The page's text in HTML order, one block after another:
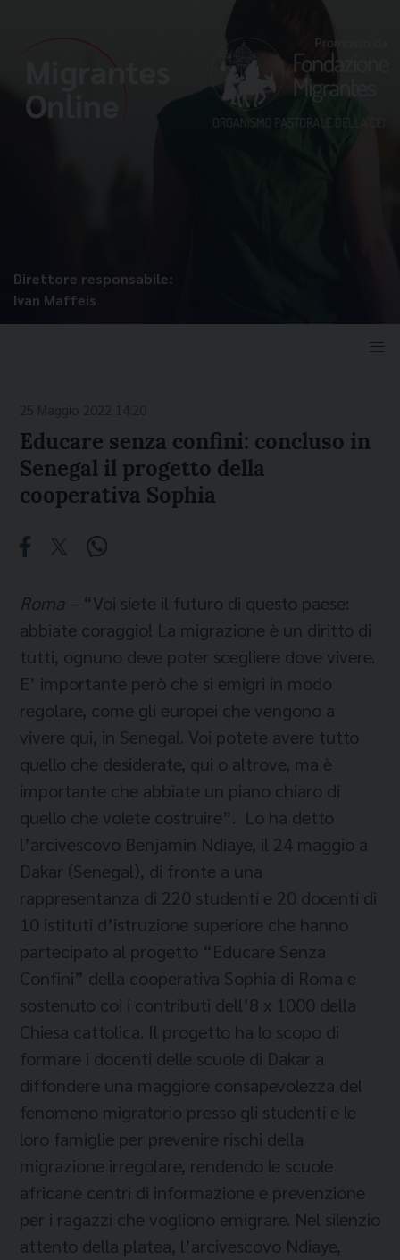
Direttore responsabile:
Ivan Maffeis
Educare senza confini: concluso in
Senegal il progetto della
cooperativa Sophia
Roma – “Voi siete il futuro di questo paese:
abbiate coraggio! La migrazione è un diritto di
tutti, ognuno deve poter scegliere dove vivere.
E’ importante però che si emigri in modo
regolare, come gli europei che vengono a
vivere qui, in Senegal. Voi potete avere tutto
quello che desiderate, qui o altrove, ma è
importante che abbiate un piano chiaro di
quello che volete costruire”. Lo ha detto
l’arcivescovo Benjamin Ndiaye, il 24 maggio a
Dakar (Senegal), di fronte a una
rappresentanza di 220 studenti e 20 docenti di
10 istituti d’istruzione superiore che hanno
partecipato al progetto “Educare Senza
Confini” della cooperativa Sophia di Roma e
sostenuto coi i contributi dell’8 x 1000 della
Chiesa cattolica. Il progetto ha lo scopo di
formare i docenti delle scuole di Dakar a
diffondere una maggiore consapevolezza del
fenomeno migratorio presso gli studenti e le
loro famiglie per prevenire rischi della
migrazione irregolare, rendendo le scuole
africane centri di informazione e prevenzione
per i ragazzi che vogliono emigrare. Nel silenzio
attento della platea, l’arcivescovo Ndiaye,